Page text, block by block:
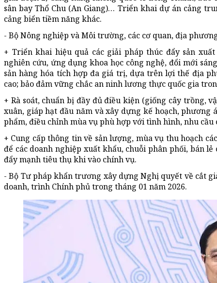
sân bay Thổ Chu (An Giang)… Triển khai dự án cảng
cảng biển tiềm năng khác.
- Bộ Nông nghiệp và Môi trường, các cơ quan, địa
+ Triển khai hiệu quả các giải pháp thúc đẩy sản
nghiên cứu, ứng dụng khoa học công nghệ, đổi mới
sản hàng hóa tích hợp đa giá trị, dựa trên lợi thế địa
cao; bảo đảm vững chắc an ninh lương thực quốc gia
+ Rà soát, chuẩn bị đầy đủ điều kiện (giống cây trồng,
xuân, giáp hạt đầu năm và xây dựng kế hoạch, phương
phẩm, điều chỉnh mùa vụ phù hợp với tình hình, nhu
+ Cung cấp thông tin về sản lượng, mùa vụ thu hoạch
để các doanh nghiệp xuất khẩu, chuỗi phân phối, bán
đẩy mạnh tiêu thụ khi vào chính vụ.
- Bộ Tư pháp khẩn trương xây dựng Nghị quyết về cắt
doanh, trình Chính phủ trong tháng 01 năm 2026.